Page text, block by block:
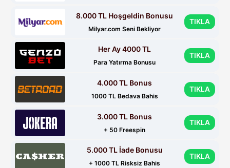
8.000 TL Hoşgeldin Bonusu
Milyar.com Seni Bekliyor
TIKLA
Her Ay 4000 TL
Para Yatırma Bonusu
TIKLA
4.000 TL Bonus
1000 TL Bedava Bahis
TIKLA
3.000 TL Bonus
+ 50 Freespin
TIKLA
5.000 TL İade Bonusu
+ 1000 TL Risksiz Bahis
TIKLA